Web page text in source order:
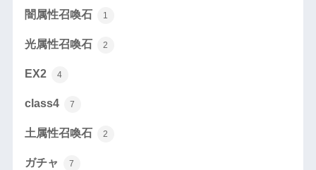
闇属性召喚石 1
光属性召喚石 2
EX2 4
class4 7
土属性召喚石 2
ガチャ 7